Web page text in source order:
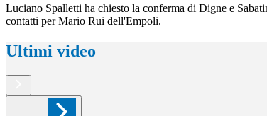
Luciano Spalletti ha chiesto la conferma di Digne e
contatti per Mario Rui dell'Empoli.
Ultimi video